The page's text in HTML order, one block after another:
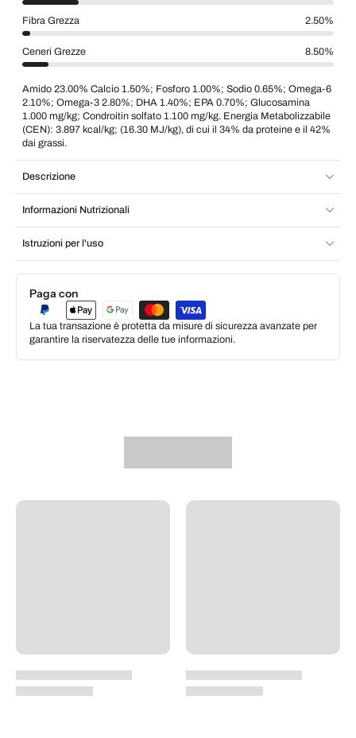
Fibra Grezza 2.50%
Ceneri Grezze 8.50%
Amido 23.00% Calcio 1.50%; Fosforo 1.00%; Sodio 0.65%; Omega-6
2.10%; Omega-3 2.80%; DHA 1.40%; EPA 0.70%; Glucosamina
1.000 mg/kg; Condroitin solfato 1.100 mg/kg. Energia Metabolizzabile
(CEN): 3.897 kcal/kg; (16.30 MJ/kg), di cui il 34% da proteine e il 42%
dai grassi.
Descrizione
Informazioni Nutrizionali
Istruzioni per l'uso
Paga con
La tua transazione è protetta da misure di sicurezza avanzate per
garantire la riservatezza delle tue informazioni.